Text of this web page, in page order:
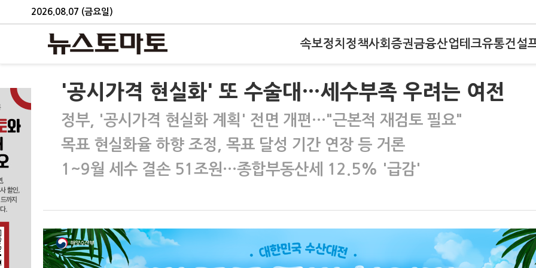
2026.08.07 (금요일)
속보정치 정책사회 증권금융산업테크유통건설
'공시가격 현실화' 또 수술대…세수부족 우려는 여전
정부, '공시가격 현실화 계획' 전면 개편…"근본적 재검토 필요"
목표 현실화율 하향 조정, 목표 달성 기간 연장 등 거론
1~9월 세수 결손 51조원…종합부동산세 12.5% '급감'